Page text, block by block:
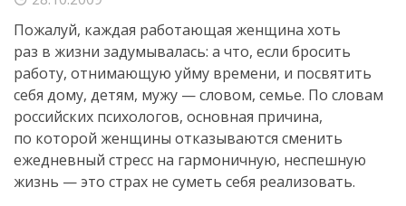
Пожалуй, каждая работающая женщина хоть
раз в жизни задумывалась: а что, если бросить
работу, отнимающую уйму времени, и посвятить
себя дому, детям, мужу — словом, семье. По словам
российских психологов, основная причина,
по которой женщины отказываются сменить
ежедневный стресс на гармоничную, неспешную
жизнь — это страх не суметь себя реализовать.